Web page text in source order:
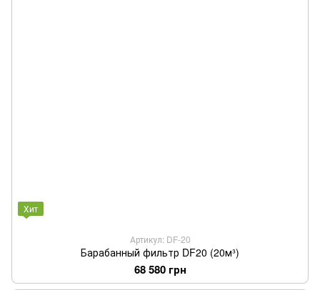
Хит
Артикул: DF-20
Барабанный фильтр DF20 (20м³)
68 580 грн